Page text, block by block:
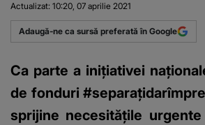
Actualizat: 10:20, 07 aprilie 2021
Adaugă-ne ca sursă preferată în Google
Ca parte a inițiativei
de fonduri
sprijine necesitățile